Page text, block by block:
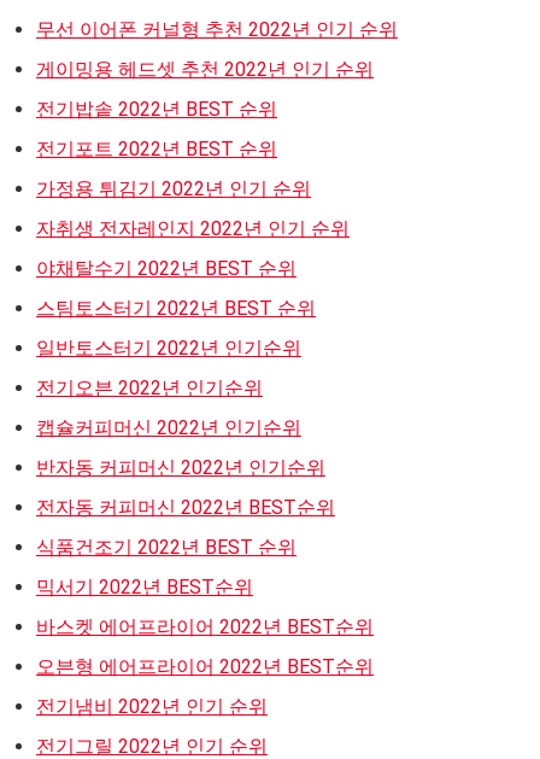
무선 이어폰 커널형 추천 2022년 인기 순위
게이밍용 헤드셋 추천 2022년 인기 순위
전기밥솥 2022년 BEST 순위
전기포트 2022년 BEST 순위
가정용 튀김기 2022년 인기 순위
자취생 전자레인지 2022년 인기 순위
야채탈수기 2022년 BEST 순위
스팀토스터기 2022년 BEST 순위
일반토스터기 2022년 인기순위
전기오븐 2022년 인기순위
캡슐커피머신 2022년 인기순위
반자동 커피머신 2022년 인기순위
전자동 커피머신 2022년 BEST순위
식품건조기 2022년 BEST 순위
믹서기 2022년 BEST순위
바스켓 에어프라이어 2022년 BEST순위
오븐형 에어프라이어 2022년 BEST순위
전기냄비 2022년 인기 순위
전기그릴 2022년 인기 순위